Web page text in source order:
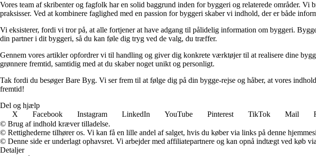
Vores team af skribenter og fagfolk har en solid baggrund inden for byggeri og relaterede områder. Vi
praksisser. Ved at kombinere faglighed med en passion for byggeri skaber vi indhold, der er både
Vi eksisterer, fordi vi tror på, at alle fortjener at have adgang til pålidelig information om byggeri.
din partner i dit byggeri, så du kan føle dig tryg ved de valg, du træffer.
Gennem vores artikler opfordrer vi til handling og giver dig konkrete værktøjer til at realisere dine
grønnere fremtid, samtidig med at du skaber noget unikt og personligt.
Tak fordi du besøger Bare Byg. Vi ser frem til at følge dig på din bygge-rejse og håber, at vores
fremtid!
Del og hjælp
X
Facebook Instagram LinkedIn YouTube Pinterest TikTok Mail
© Brug af indhold kræver tilladelse.
© Rettighederne tilhører os. Vi kan få en lille andel af salget, hvis du køber via links på denne
© Denne side er underlagt ophavsret. Vi arbejder med affiliatepartnere og kan opnå indtægt ved køb
Detaljer